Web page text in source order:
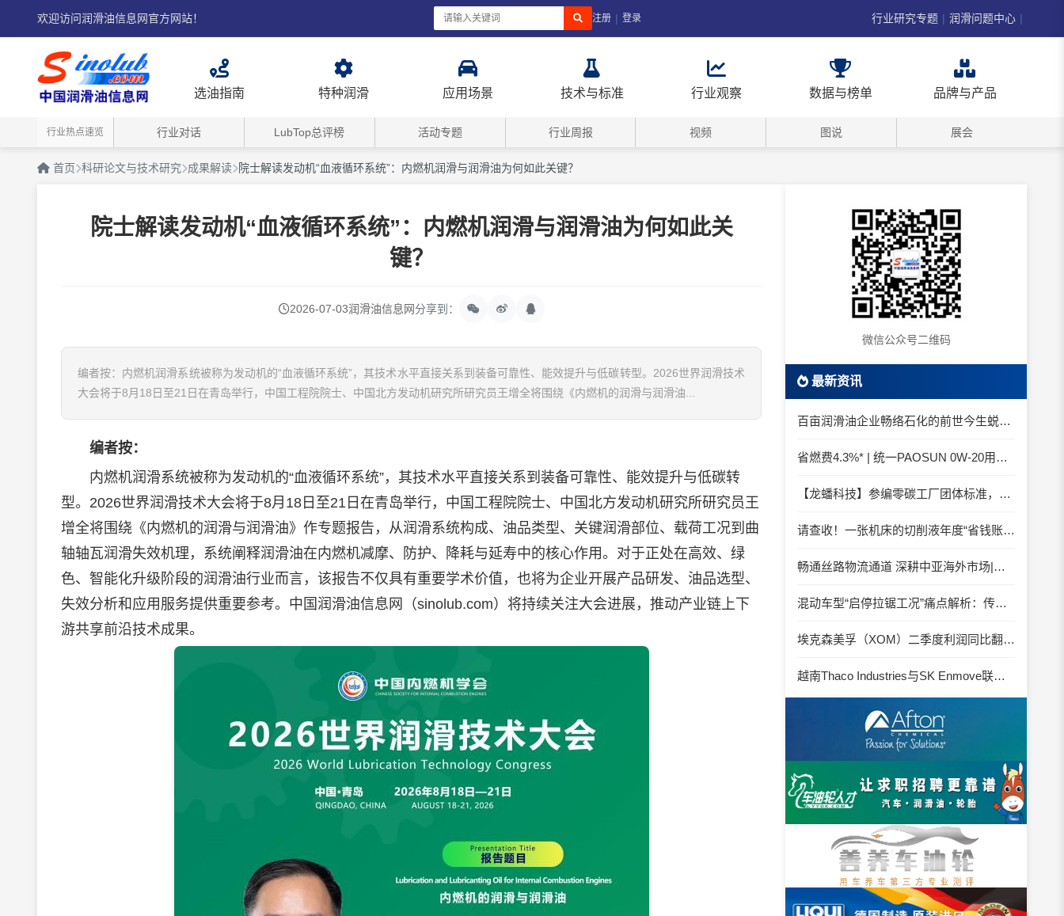
欢迎访问润滑油信息网官方网站！ 注册 | 登录 行业研究专题 | 润滑问题中心 |
选油指南 特种润滑 应用场景 技术与标准 行业观察 数据与榜单 品牌与产品
行业热点速览 行业对话 LubTop总评榜 活动专题 行业周报 视频 图说 展会
首页 科研论文与技术研究 成果解读 院士解读发动机“血液循环系统”：内燃机润滑与润滑油为何如此关键？
院士解读发动机“血液循环系统”：内燃机润滑与润滑油为何如此关
键？
2026-07-03润滑油信息网分享到：
编者按：内燃机润滑系统被称为发动机的“血液循环系统”，其技术水平直接关系到装备可靠性、能效提升与低碳转型。2026世界润滑技术
大会将于8月18日至21日在青岛举行，中国工程院院士、中国北方发动机研究所研究员王增全将围绕《内燃机的润滑与润滑油...
编者按：
内燃机润滑系统被称为发动机的“血液循环系统”，其技术水平直接关系到装备可靠性、能效提升与低碳转
型。2026世界润滑技术大会将于8月18日至21日在青岛举行，中国工程院院士、中国北方发动机研究所研究员王
增全将围绕《内燃机的润滑与润滑油》作专题报告，从润滑系统构成、油品类型、关键润滑部位、载荷工况到曲
轴轴瓦润滑失效机理，系统阐释润滑油在内燃机减摩、防护、降耗与延寿中的核心作用。对于正处在高效、绿
色、智能化升级阶段的润滑油行业而言，该报告不仅具有重要学术价值，也将为企业开展产品研发、油品选型、
失效分析和应用服务提供重要参考。中国 润滑油信息网（sinolub.com）将持续关注大会进展，推动产业链上下
游共享前沿技术成果。
微信公众号二维码
最新资讯
百亩润滑油企业畅络石化的前世今生蜕变之路
省燃费4.3%* | 统一PAOSUN 0W-20用认证和标准说话
【龙蟠科技】参编零碳工厂团体标准，龙蟠科技以绿色智造锚定零碳未来
请查收！一张机床的切削液年度“省钱账单”
畅通丝路物流通道 深耕中亚海外市场|中国石化SINOPEC润滑油北京-阿拉木图图定班列顺利抵达
混动车型“启停拉锯工况”痛点解析：传统机油为何频繁出现油泥堆积？
埃克森美孚（XOM）二季度利润同比翻倍 创2022年以来新高
越南Thaco Industries与SK Enmove联手合作润滑油